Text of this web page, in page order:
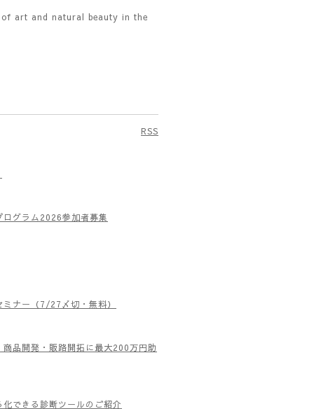
います。
す。
art and natural beauty in the
ログラム2026参加者募集
ナー（7/27〆切・無料）